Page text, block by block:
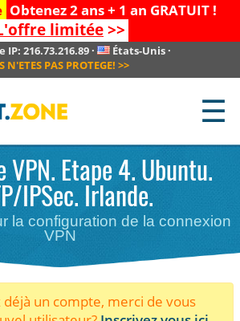
Obtenez 2 ans + 1 an GRATUIT !
limitée>>
IP:216.73.216.89 · États-Unis·
N'ETES PAS PROTEGE! >>
☰
VPN. Etape 4. Ubuntu.
IPSec. Irlande.
la configuration de la connexion
VPN
déjà un compte, merci de vous